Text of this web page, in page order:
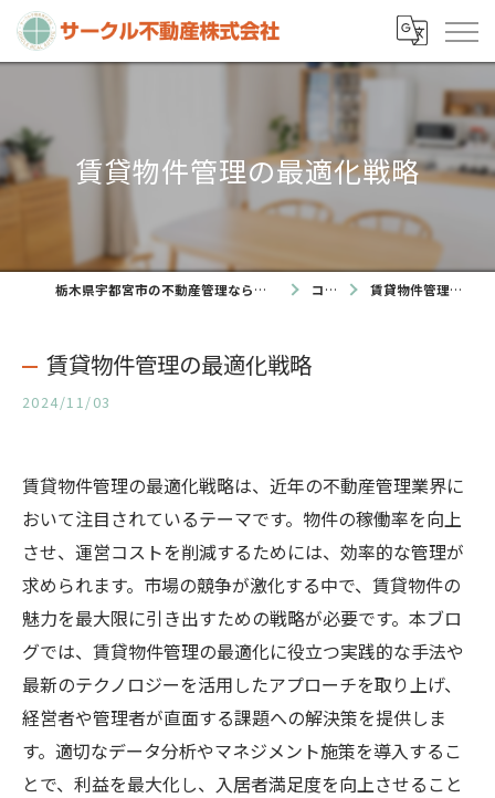
賃貸物件管理の最適化戦略
栃木県宇都宮市の不動産管理ならサークル不動産株式会社 コラム 賃貸物件管理の最適化戦略
賃貸物件管理の最適化戦略
2024/11/03
賃貸物件管理の最適化戦略は、近年の不動産管理業界に
おいて注目されているテーマです。物件の稼働率を向上
させ、運営コストを削減するためには、効率的な管理が
求められます。市場の競争が激化する中で、賃貸物件の
魅力を最大限に引き出すための戦略が必要です。本ブロ
グでは、賃貸物件管理の最適化に役立つ実践的な手法や
最新のテクノロジーを活用したアプローチを取り上げ、
経営者や管理者が直面する課題への解決策を提供しま
す。適切なデータ分析やマネジメント施策を導入するこ
とで、利益を最大化し、入居者満足度を向上させること